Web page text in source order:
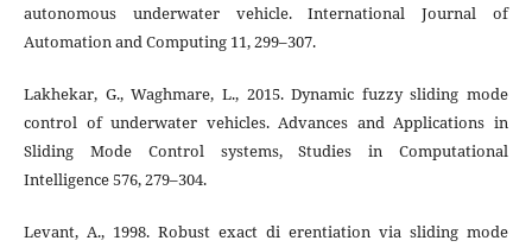
autonomous underwater vehicle. International Journal of
Automation and Computing 11, 299–307.
Lakhekar, G., Waghmare, L., 2015. Dynamic fuzzy sliding mode
control of underwater vehicles. Advances and Applications in
Sliding Mode Control systems, Studies in Computational
Intelligence 576, 279–304.
Levant, A., 1998. Robust exact di erentiation via sliding mode